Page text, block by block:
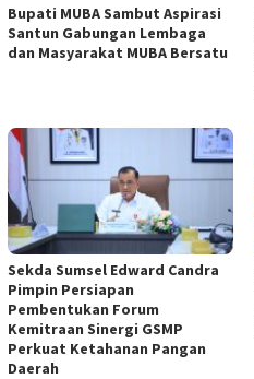
Bupati MUBA Sambut Aspirasi
Santun Gabungan Lembaga
dan Masyarakat MUBA Bersatu
Sekda Sumsel Edward Candra
Pimpin Persiapan
Pembentukan Forum
Kemitraan Sinergi GSMP
Perkuat Ketahanan Pangan
Daerah